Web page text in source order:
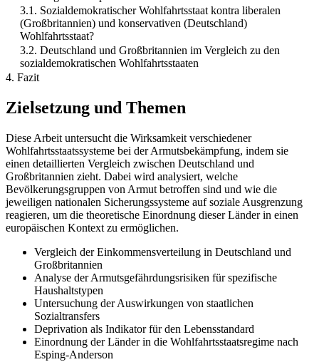
3.1. Sozialdemokratischer Wohlfahrtsstaat kontra liberalen
(Großbritannien) und konservativen (Deutschland)
Wohlfahrtsstaat?
3.2. Deutschland und Großbritannien im Vergleich zu den
sozialdemokratischen Wohlfahrtsstaaten
4. Fazit
Zielsetzung und Themen
Diese Arbeit untersucht die Wirksamkeit verschiedener
Wohlfahrtsstaatssysteme bei der Armutsbekämpfung, indem sie
einen detaillierten Vergleich zwischen Deutschland und
Großbritannien zieht. Dabei wird analysiert, welche
Bevölkerungsgruppen von Armut betroffen sind und wie die
jeweiligen nationalen Sicherungssysteme auf soziale Ausgrenzung
reagieren, um die theoretische Einordnung dieser Länder in einen
europäischen Kontext zu ermöglichen.
Vergleich der Einkommensverteilung in Deutschland und
Großbritannien
Analyse der Armutsgefährdungsrisiken für spezifische
Haushaltstypen
Untersuchung der Auswirkungen von staatlichen
Sozialtransfers
Deprivation als Indikator für den Lebensstandard
Einordnung der Länder in die Wohlfahrtsstaatsregime nach
Esping-Anderson